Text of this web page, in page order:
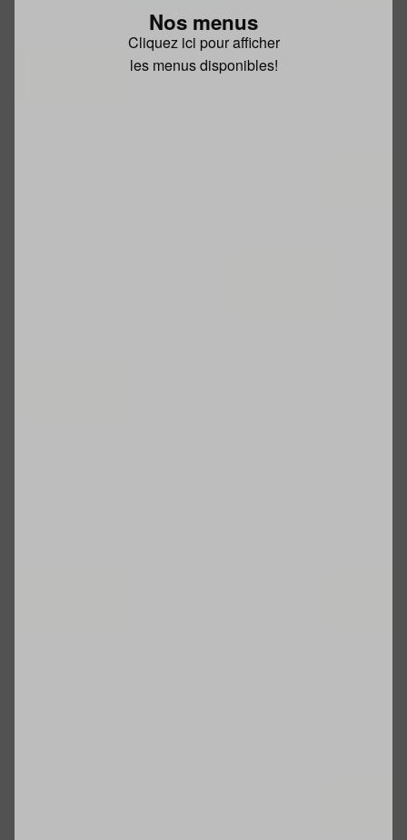
Nos menus
Cliquez ici pour afficher
les menus disponibles!